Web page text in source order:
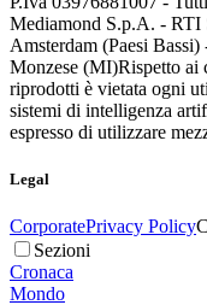
Mediamond S.p.A. - RTI
Amsterdam (Paesi
Monzese (MI)Rispetto ai
riprodotti è vietata ogni
sistemi di intelligenza
espresso di utilizzare
Legal
CorporatePrivacy Policy
Sezioni
Cronaca
Mondo